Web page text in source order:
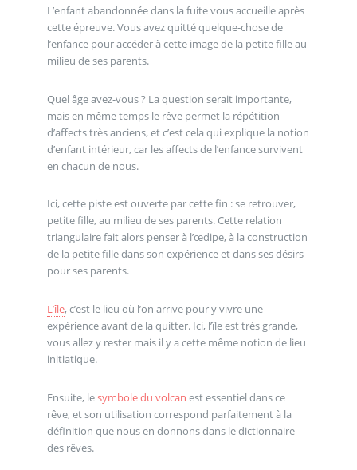
L’enfant abandonnée dans la fuite vous accueille après
cette épreuve. Vous avez quitté quelque-chose de
l’enfance pour accéder à cette image de la petite fille au
milieu de ses parents.
Quel âge avez-vous ? La question serait importante,
mais en même temps le rêve permet la répétition
d’affects très anciens, et c’est cela qui explique la notion
d’enfant intérieur, car les affects de l’enfance survivent
en chacun de nous.
Ici, cette piste est ouverte par cette fin : se retrouver,
petite fille, au milieu de ses parents. Cette relation
triangulaire fait alors penser à l’œdipe, à la construction
de la petite fille dans son expérience et dans ses désirs
pour ses parents.
L’île, c’est le lieu où l’on arrive pour y vivre une
expérience avant de la quitter. Ici, l’île est très grande,
vous allez y rester mais il y a cette même notion de lieu
initiatique.
Ensuite, lesymbole du volcan est essentiel dans ce
rêve, et son utilisation correspond parfaitement à la
définition que nous en donnons dans le dictionnaire
des rêves.